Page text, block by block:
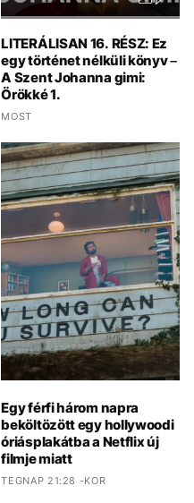
LITERÁLISAN 16. RÉSZ: Ez
egy történet nélküli könyv –
A Szent Johanna gimi:
Örökké 1.
MOST
Egy férfi három napra
beköltözött egy hollywoodi
óriásplakátba a Netflix új
filmje miatt
TEGNAP 21:28 -KOR